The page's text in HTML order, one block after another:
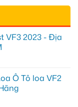
VF3 2023 - Địa
Ô Tô loa VF2